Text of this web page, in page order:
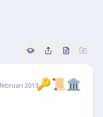
Copy source
Share this
Bekijk
🔑📜🏛️
2013